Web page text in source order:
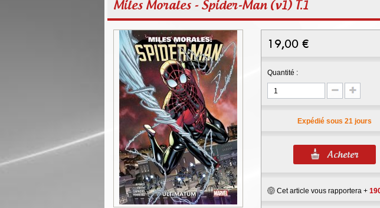
Miles Morales - Spider-Man (v1) T.1
19,00 €
Quantité :
Expédié sous 21 jours
Cet article vous rapportera +